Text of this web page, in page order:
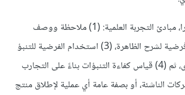
يشبه هذا الإطار، كثيرا، مبادئ التجربة العلمية: (1) ملاحظة ووصف
الظاهرة، (2) صياغة فرضية لشرح الظاهرة، (3) استخدام الفرضية للتنبؤ
بنتائج ملاحظات أخرى، ثم (4) قياس كفاءة التنبؤات بناءً على التجارب
الناشئة، أو بصفة عامة أي عملية لإطلاق منتج